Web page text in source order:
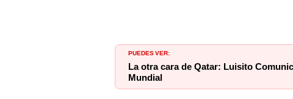
PUEDES VER:
La otra cara de Qatar: Luisito
Mundial